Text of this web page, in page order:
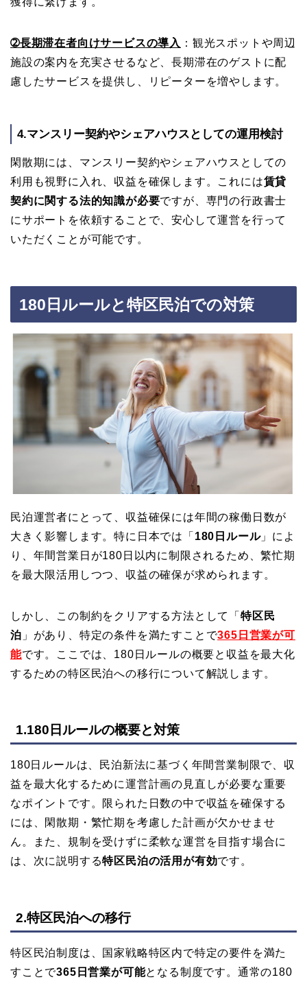
➁長期滞在者向けサービスの導入 ：観光スポットや周辺
施設の案内を充実させるなど、長期滞在のゲストに配
慮したサービスを提供し、リピーターを増やします。
4.マンスリー契約やシェアハウスとしての運用検討
閑散期には、マンスリー契約やシェアハウスとしての
利用も視野に入れ、収益を確保します。これには賃貸
契約に関する法的知識が必要ですが、専門の行政書士
にサポートを依頼することで、安心して運営を行って
いただくことが可能です。
180日ルールと特区民泊での対策
民泊運営者にとって、収益確保には年間の稼働日数が
大きく影響します。特に日本では「 180日ルール」によ
り、年間営業日が180日以内に制限されるため、繁忙期
を最大限活用しつつ、収益の確保が求められます。
しかし、この制約をクリアする方法として「 特区民
泊 」があり、特定の条件を満たすことで365日営業が可
能です。ここでは、180日ルールの概要と収益を最大化
するための特区民泊への移行について解説します。
1.180日ルールの概要と対策
180日ルールは、民泊新法に基づく年間営業制限で、収
益を最大化するために運営計画の見直しが必要な重要
なポイントです。限られた日数の中で収益を確保する
には、閑散期・繁忙期を考慮した計画が欠かせませ
ん。また、規制を受けずに柔軟な運営を目指す場合に
は、次に説明する特区民泊の活用が有効です。
2.特区民泊への移行
特区民泊制度は、国家戦略特区内で特定の要件を満た
すことで365日営業が可能となる制度です。通常の180